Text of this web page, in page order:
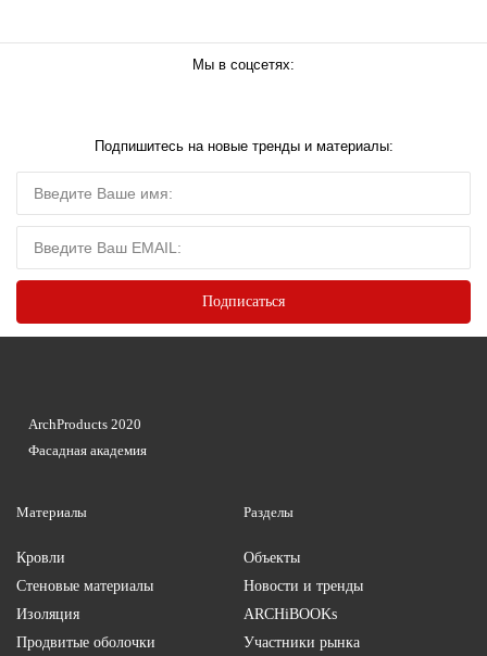
Мы в соцсетях:
Подпишитесь на новые тренды и материалы:
Материалы
Кровли
Стеновые материалы
Изоляция
Продвитые оболочки
Разделы
Объекты
Новости и тренды
ARCHiBOOKs
Участники рынка
ArchProducts 2020
Фасадная академия